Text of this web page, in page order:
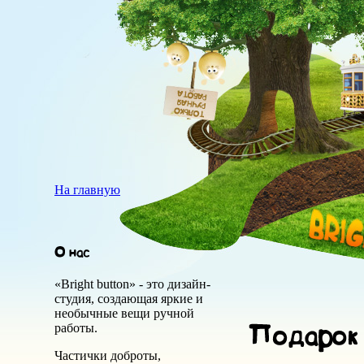
На главную
«Bright button» - это дизайн-
студия, создающая яркие и
необычные вещи ручной
работы.
Частички доброты,